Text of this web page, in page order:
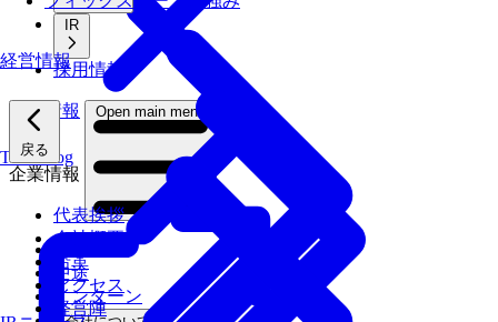
Tech Blog
IR
採用情報
戻る
企業情報
代表挨拶
会社概要
沿革
アクセス
経営陣
経営情報
採用情報 Open main menu
中途
インターン